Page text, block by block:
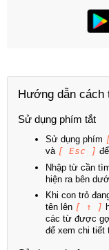
Hướng dẫn cách
Sử dụng phím tắt
Sử dụng phím
và [ Esc ]
Nhập từ cần
hiện ra bên
Khi con trỏ
tên lên [ ↑ ]
các từ được
để xem chi tiết